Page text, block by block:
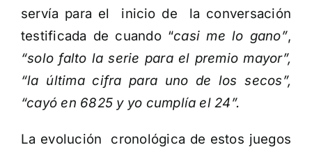
servía para el inicio de la conversación
testificada de cuando “casi me lo gano”,
“solo falto la serie para el premio mayor”,
“la última cifra para uno de los secos”,
“cayó en 6825 y yo cumplía el 24”.
La evolución cronológica de estos juegos